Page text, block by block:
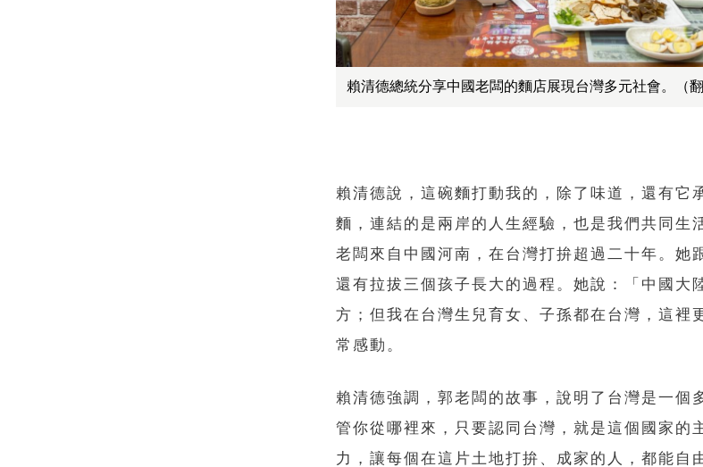
賴清德總統分享中國老闆的麵店展現台灣多元社會。（翻
賴清德說，這碗麵打動我的，除了味道，還有它
麵，連結的是兩岸的人生經驗，也是我們共同生
老闆來自中國河南，在台灣打拚超過二十年。她
還有拉拔三個孩子長大的過程。她說：「中國大
方；但我在台灣生兒育女、子孫都在台灣，這裡
常感動。
賴清德強調，郭老闆的故事，說明了台灣是一個
管你從哪裡來，只要認同台灣，就是這個國家的
力，讓每個在這片土地打拚、成家的人，都能自